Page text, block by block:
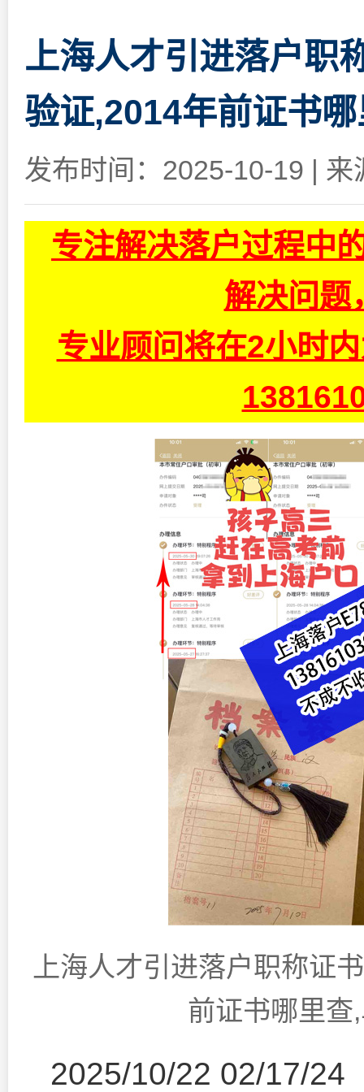
上海人才引进落户职
验证,2014年前证书
发布时间：2025-10-19 | 来
专注解决落户过程中
解决问题
专业顾问将在2小时
上海人才引进落户职称证
前证书哪里查
2025/10/22 02/17/24